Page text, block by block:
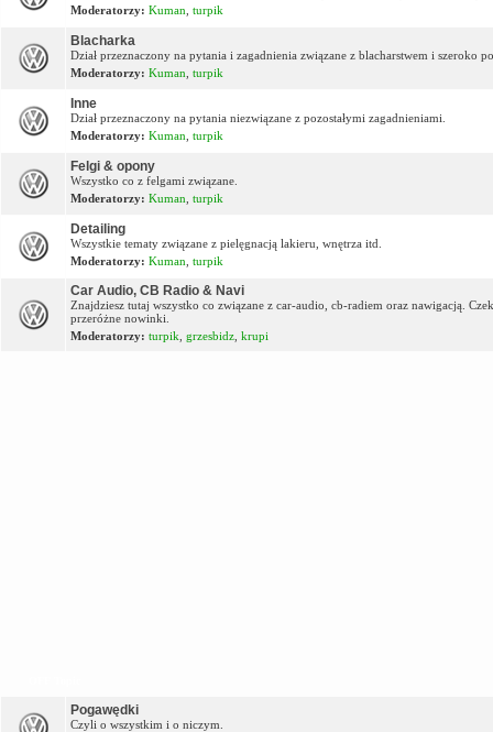
Moderatorzy: Kuman turpik
Blacharka
Dział przeznaczony na pytania i zagadnienia związane z blacharstwem i szeroko
Moderatorzy: Kuman turpik
Inne
Dział przeznaczony na pytania niezwiązane z pozostałymi zagadnieniami.
Moderatorzy: Kuman turpik
Felgi & opony
Wszystko co z felgami związane.
Moderatorzy: Kuman turpik
Detailing
Wszystkie tematy związane z pielęgnacją lakieru, wnętrza itd.
Moderatorzy: Kuman turpik
Car Audio, CB Radio & Navi
Znajdziesz tutaj wszystko co związane z car-audio, cb-radiem oraz nawigacją.
przeróżne nowinki.
Moderatorzy: turpik grzesbidz krupi
Pogawędki
Czyli o wszystkim i o niczym.